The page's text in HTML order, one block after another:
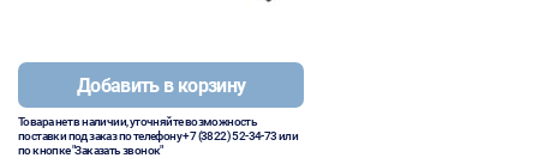
Добавить в корзину
Товара нет в наличии, уточняйте возможность
поставки под заказ по телефону+7 (3822) 52-34-73или
по кнопке "Заказать звонок"